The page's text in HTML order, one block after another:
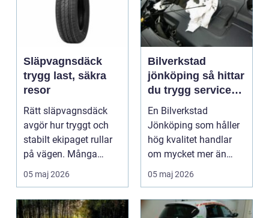
Släpvagnsdäck
trygg last, säkra
resor
Rätt släpvagnsdäck
avgör hur tryggt och
stabilt ekipaget rullar
på vägen. Många
lägger stor omsorg p...
05 maj 2026
Bilverkstad
jönköping så hittar
du trygg service
för din bil
En Bilverkstad
Jönköping som håller
hög kvalitet handlar
om mycket mer än
bara byte av olja och
brom...
05 maj 2026